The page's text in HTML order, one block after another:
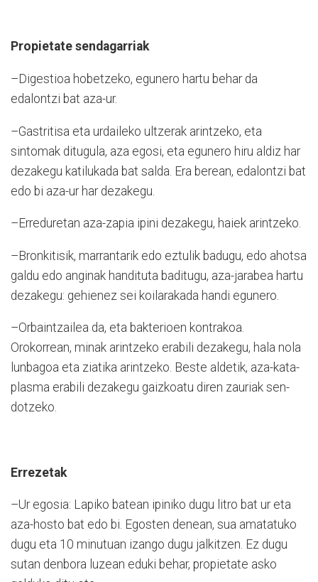
Propietate sendagarriak
–Digestioa hobetzeko, egunero hartu behar da
edalontzi bat aza-ur.
–Gastritisa eta urdaileko ultzerak arin­tzeko, eta
sintomak ditugula, aza egosi, eta egunero hiru aldiz har
dezakegu ka­tilukada bat salda. Era berean, edalontzi bat
edo bi aza-ur har dezakegu.
–Erreduretan aza-zapia ipini dezake­gu, haiek arintzeko.
–Bronkitisik, marrantarik edo eztulik ba­­dugu, edo ahotsa
galdu edo anginak han­dituta baditugu, aza-jarabea hartu
de­zakegu: gehienez sei koilarakada handi egu­ne­ro.
–Orbaintzailea da, eta bakterioen kon­tra­koa.
Orokorrean, minak arintzeko era­bili de­zakegu, hala nola
lunbagoa eta zia­tika arintzeko. Beste aldetik, aza-ka­ta­
plasma era­bili dezakegu gaizkoatu di­ren zauriak sen­
dotzeko.
Errezetak
–Ur egosia: Lapiko batean ipiniko du­gu litro bat ur eta
aza-hosto bat edo bi. Egosten denean, sua amatatuko
dugu eta 10 minutuan izango dugu jalkitzen. Ez du­gu
sutan denbora luzean eduki behar, propietate asko